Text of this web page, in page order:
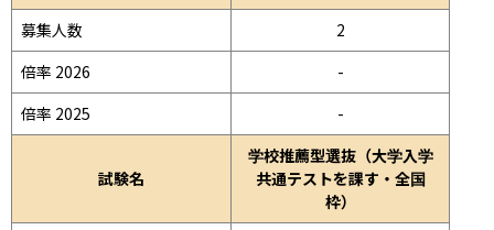
募集人数
2
倍率 2026
-
倍率 2025
-
試験名
学校推薦型選抜（大学入学
共通テストを課す・全国
枠）